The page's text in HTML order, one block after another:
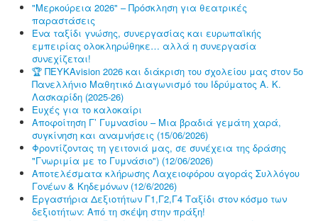
"Μερκούρεια 2026" – Πρόσκληση για θεατρικές
παραστάσεις
Ένα ταξίδι γνώσης, συνεργασίας και ευρωπαϊκής
εμπειρίας ολοκληρώθηκε… αλλά η συνεργασία
συνεχίζεται!
🏆 ΠΕΥΚΑvision 2026 και διάκριση του σχολείου μας στον 5ο
Πανελλήνιο Μαθητικό Διαγωνισμό του Ιδρύματος Α. Κ.
Λασκαρίδη (2025-26)
Ευχές για το καλοκαίρι
Αποφοίτηση Γ’ Γυμνασίου – Μια βραδιά γεμάτη χαρά,
συγκίνηση και αναμνήσεις (15/06/2026)
Φροντίζοντας τη γειτονιά μας, σε συνέχεια της δράσης
"Γνωριμία με το Γυμνάσιο") (12/06/2026)
Αποτελέσματα κλήρωσης Λαχειοφόρου αγοράς Συλλόγου
Γονέων & Κηδεμόνων (12/6/2026)
Εργαστήρια Δεξιοτήτων Γ1,Γ2,Γ4 Ταξίδι στον κόσμο των
δεξιοτήτων: Από τη σκέψη στην πράξη!